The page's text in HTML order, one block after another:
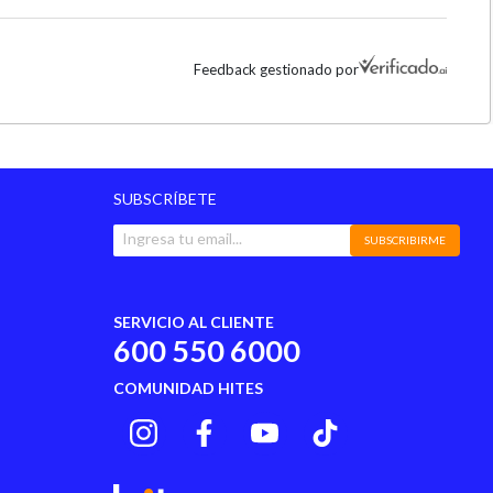
61.5 Cm
Set De Maderas
Feedback gestionado por
SUBSCRÍBETE
SUBSCRIBIRME
SERVICIO AL CLIENTE
600 550 6000
COMUNIDAD HITES